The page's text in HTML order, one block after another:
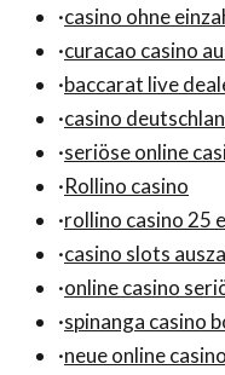
·casino ohne
·curacao casino
·baccarat live
·casino
·seriöse online
·Rollino casino
·rollino casino 25
·casino slots
·online casino
·spinanga casino
·neue online casino